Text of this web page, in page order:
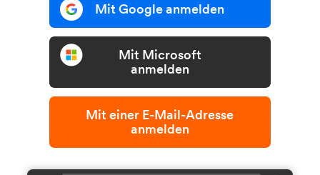
Mit Google anmelden
Mit Microsoft
anmelden
Mit einer E-Mail-Adresse
anmelden